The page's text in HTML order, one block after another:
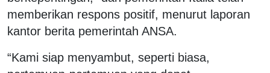
memberikan respons positif, menurut laporan
kantor berita pemerintah ANSA.
“Kami siap menyambut, seperti biasa,